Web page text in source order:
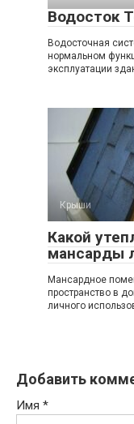
Водосток
Водосточная
нормальном
эксплуатации
Крыши
Какой
мансарды
Мансардное
пространство в
личного
Добавить
Имя *